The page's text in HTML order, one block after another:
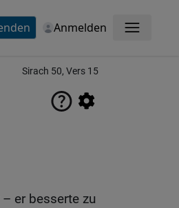
Anmelden Menü
Sirach 50, Vers 15
er besserte zu